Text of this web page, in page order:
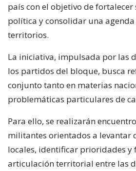
país con el objetivo de
política y consolidar una
territorios.
La iniciativa, impulsada por las
los partidos del bloque, busca
conjunto tanto en materias
problemáticas particulares de
Para ello, se realizarán
militantes orientados a levantar
locales, identificar prioridades y
articulación territorial entre las